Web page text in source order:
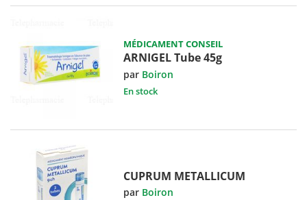
MÉDICAMENT CONSEIL
ARNIGEL Tube 45g
par Boiron
En stock
CUPRUM METALLICUM
par Boiron